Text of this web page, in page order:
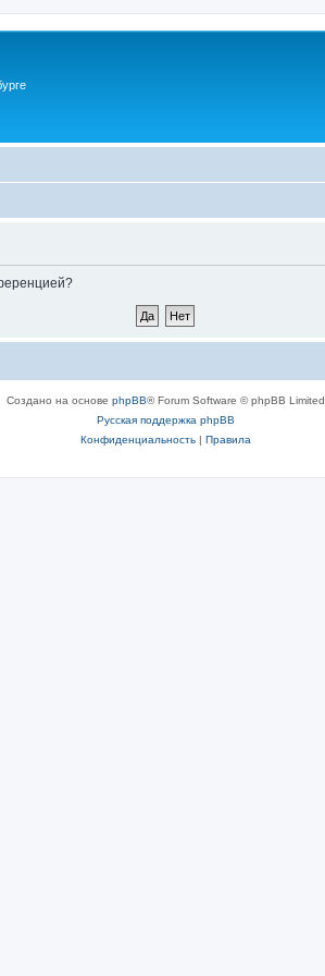
Создано на основе phpBB® Forum Software © phpBB Limited
Русская поддержка phpBB
Конфиденциальность| Правила